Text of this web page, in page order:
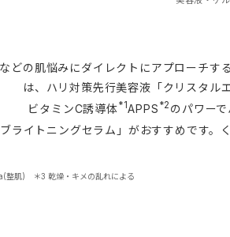
どの肌悩みにダイレクトにアプローチ
は、ハリ対策先行美容液「クリスタル
ビタミンC誘導体*1APPS *2 のパワー
ライトニングセラム」がおすすめです。
整肌) ＊3 乾燥・キメの乱れによる